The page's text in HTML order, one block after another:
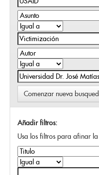
Comenzar nueva
Añadir filtros:
Usa los filtros para afinar la